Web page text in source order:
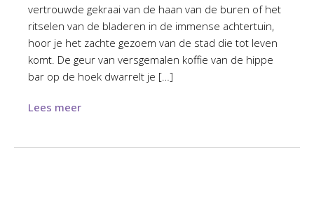
vertrouwde gekraai van de haan van de buren of het
ritselen van de bladeren in de immense achtertuin,
hoor je het zachte gezoem van de stad die tot leven
komt. De geur van versgemalen koffie van de hippe
bar op de hoek dwarrelt je […]
Lees meer